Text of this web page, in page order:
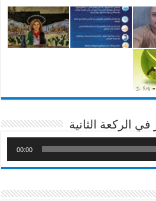
الركعة الثانية
00:00